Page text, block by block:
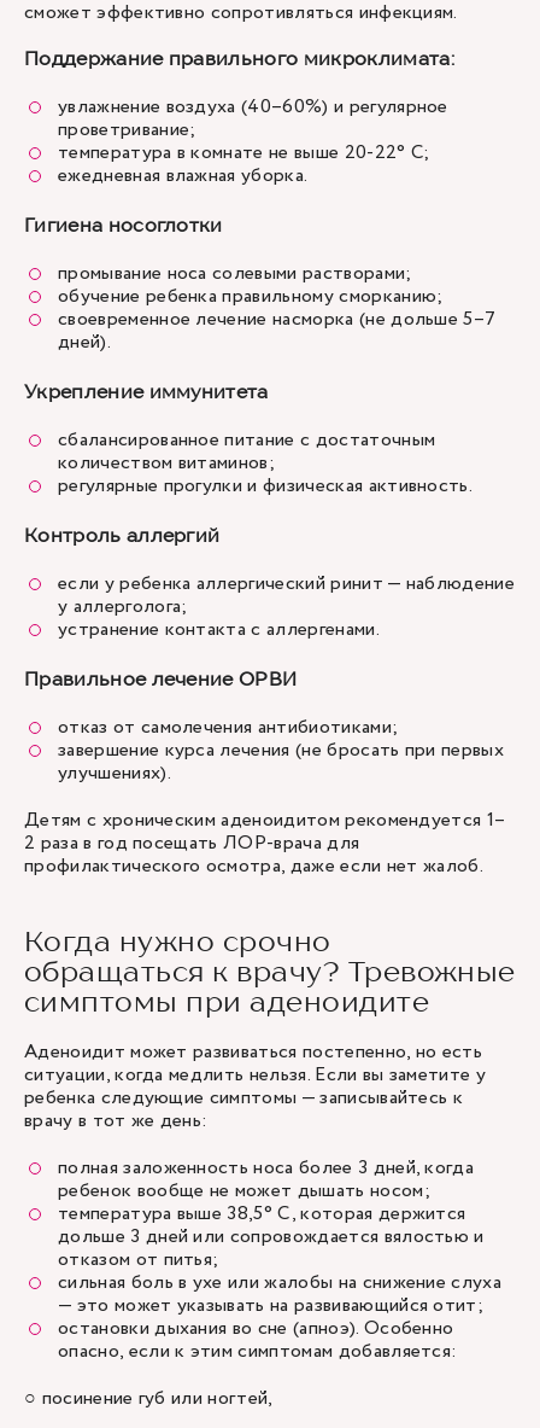
сможет эффективно сопротивляться инфекциям.
Поддержание правильного микроклимата:
увлажнение воздуха (40–60%) и регулярное
проветривание;
температура в комнате не выше 20-22° C;
ежедневная влажная уборка.
Гигиена носоглотки
промывание носа солевыми растворами;
обучение ребенка правильному сморканию;
своевременное лечение насморка (не дольше 5–7
дней).
Укрепление иммунитета
сбалансированное питание с достаточным
количеством витаминов;
регулярные прогулки и физическая активность.
Контроль аллергий
если у ребенка аллергический ринит — наблюдение
у аллерголога;
устранение контакта с аллергенами.
Правильное лечение ОРВИ
отказ от самолечения антибиотиками;
завершение курса лечения (не бросать при первых
улучшениях).
Детям с хроническим аденоидитом рекомендуется 1–
2 раза в год посещать ЛОР-врача для
профилактического осмотра, даже если нет жалоб.
Когда нужно срочно
обращаться к врачу? Тревожные
симптомы при аденоидите
Аденоидит может развиваться постепенно, но есть
ситуации, когда медлить нельзя. Если вы заметите у
ребенка следующие симптомы — записывайтесь к
врачу в тот же день:
полная заложенность носа более 3 дней, когда
ребенок вообще не может дышать носом;
температура выше 38,5° C, которая держится
дольше 3 дней или сопровождается вялостью и
отказом от питья;
сильная боль в ухе или жалобы на снижение слуха
— это может указывать на развивающийся отит;
остановки дыхания во сне (апноэ). Особенно
опасно, если к этим симптомам добавляется:
○ посинение губ или ногтей,